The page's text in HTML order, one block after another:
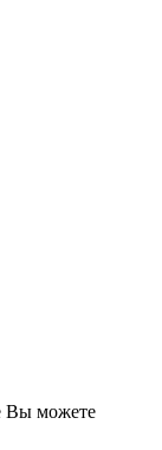
Вы можете